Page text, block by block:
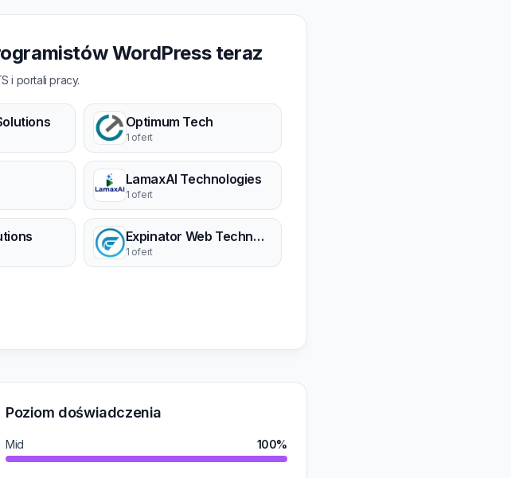
WordPress teraz
i portali pracy.
Optimum Tech
1 ofert
LamaxAI Technologies
1 ofert
Expinator Web Technology (P) Ltd.
1 ofert
Poziom doświadczenia
Mid 100%